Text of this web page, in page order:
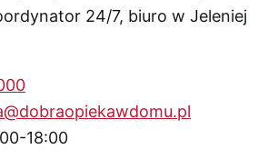
24/7, biuro w Jeleniej
18:00